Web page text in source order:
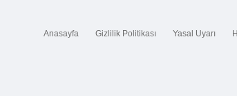
Anasayfa Gizlilik Politikası Yasal Uyarı